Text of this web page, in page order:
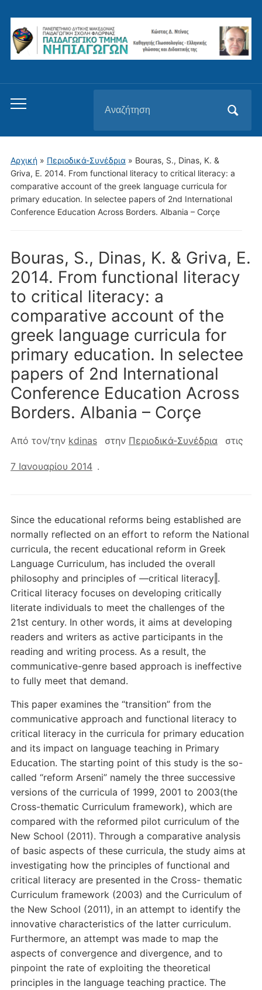
Εναλλαγή
μενού
για
κινητά
για:
Αρχική» Περιοδικά-Συνέδρια » Bouras, S., Dinas, K. &
Griva, E. 2014. From functional literacy to critical literacy: a
comparative account of the greek language curricula for
primary education. In selectee papers of 2nd International
Conference Education Across Borders. Albania – Corçe
Bouras, S., Dinas, K. & Griva, E.
2014. From functional literacy
to critical literacy: a
comparative account of the
greek language curricula for
primary education. In selectee
papers of 2nd International
Conference Education Across
Borders. Albania – Corçe
Από τον/την kdinas στην Περιοδικά-Συνέδρια στις
7 Ιανουαρίου 2014 .
Since the educational reforms being established are
normally reflected on an effort to reform the National
curricula, the recent educational reform in Greek
Language Curriculum, has included the overall
philosophy and principles of ―critical literacy‖.
Critical literacy focuses on developing critically
literate individuals to meet the challenges of the
21st century. In other words, it aims at developing
readers and writers as active participants in the
reading and writing process. As a result, the
communicative-genre based approach is ineffective
to fully meet that demand.
This paper examines the “transition” from the
communicative approach and functional literacy to
critical literacy in the curricula for primary education
and its impact on language teaching in Primary
Education. The starting point of this study is the so-
called “reform Arseni” namely the three successive
versions of the curricula of 1999, 2001 to 2003(the
Cross-thematic Curriculum framework), which are
compared with the reformed pilot curriculum of the
New School (2011). Through a comparative analysis
of basic aspects of these curricula, the study aims at
investigating how the principles of functional and
critical literacy are presented in the Cross- thematic
Curriculum framework (2003) and the Curriculum of
the New School (2011), in an attempt to identify the
innovative characteristics of the latter curriculum.
Furthermore, an attempt was made to map the
aspects of convergence and divergence, and to
pinpoint the rate of exploiting the theoretical
principles in the language teaching practice. The